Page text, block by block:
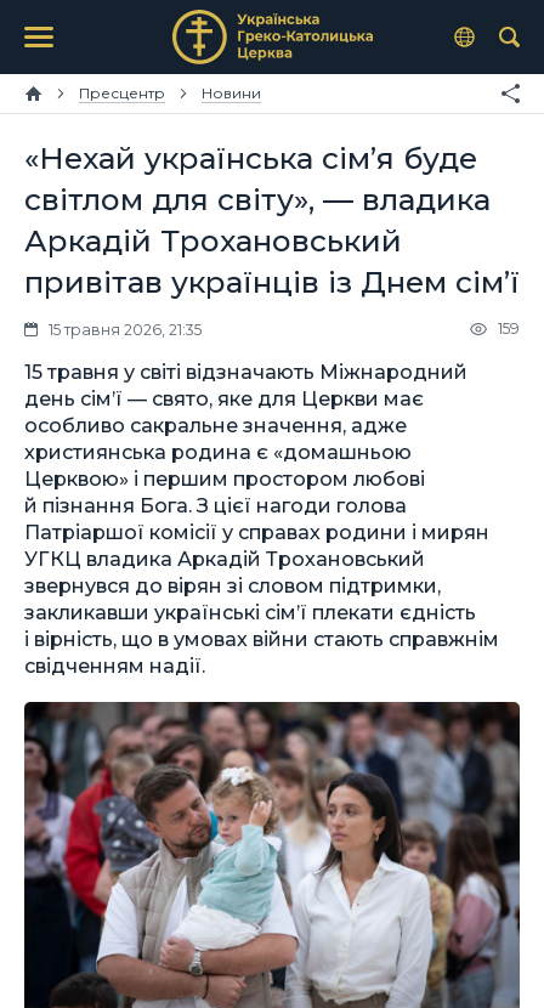
Пресцентр Новини
«Нехай українська сім’я буде
світлом для світу», — владика
Аркадій Трохановський
привітав українців із Днем сім’ї
15 травня 2026, 21:35 159
15 травня у світі відзначають Міжнародний
день сім’ї — свято, яке для Церкви має
особливо сакральне значення, адже
християнська родина є «домашньою
Церквою» і першим простором любові
й пізнання Бога. З цієї нагоди голова
Патріаршої комісії у справах родини і мирян
УГКЦ владика Аркадій Трохановський
звернувся до вірян зі словом підтримки,
закликавши українські сім’ї плекати єдність
і вірність, що в умовах війни стають справжнім
свідченням надії.